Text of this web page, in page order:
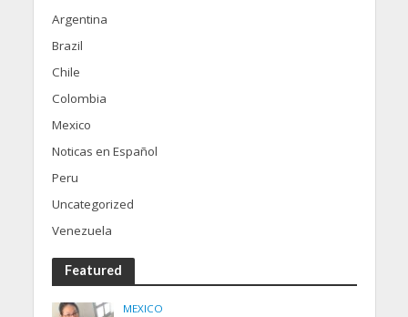
Argentina
Brazil
Chile
Colombia
Mexico
Noticas en Español
Peru
Uncategorized
Venezuela
Featured
MEXICO